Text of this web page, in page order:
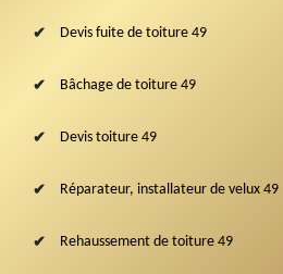
Devis fuite de toiture 49
Bâchage de toiture 49
Devis toiture 49
Réparateur, installateur de velux 49
Rehaussement de toiture 49